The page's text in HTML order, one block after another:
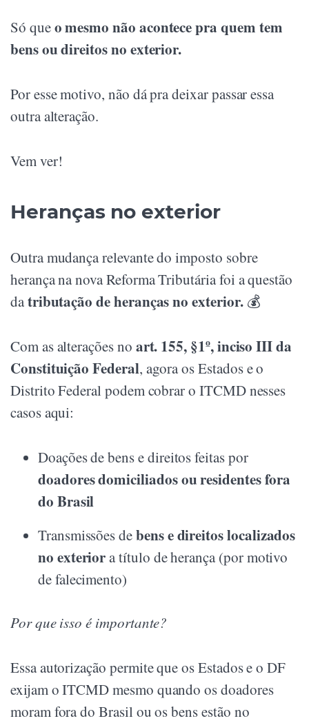
Só queo mesmo não acontece pra quem tem
bens ou direitos no exterior.
Por esse motivo, não dá pra deixar passar essa
outra alteração.
Vem ver!
Heranças no exterior
Outra mudança relevante do imposto sobre
herança na nova Reforma Tributária foi a questão
datributação de heranças no exterior.💰
Com as alterações no art. 155, §1º, inciso III da
Constituição Federal, agora os Estados e o
Distrito Federal podem cobrar o ITCMD nesses
casos aqui:
Doações de bens e direitos feitas por
doadores domiciliados ou residentes fora
do Brasil
Transmissões debens e direitos localizados
no exteriora título de herança (por motivo
de falecimento)
Por que isso é importante?
Essa autorização permite que os Estados e o DF
exijam o ITCMD mesmo quando os doadores
moram fora do Brasil ou os bens estão no